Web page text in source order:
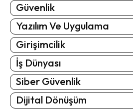
Güvenlik
Yazılım Ve Uygulama
Girişimcilik
İş Dünyası
Siber Güvenlik
Dijital Dönüşüm